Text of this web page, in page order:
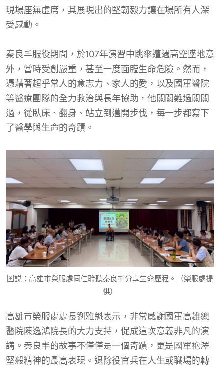
現場座無虛席，其展現出的堅韌毅力讓在場所有人深
受感動。
秦良丰服役期間，於107年演習中跳傘遭遇高空墜地意
外，當時受創嚴重，甚至一度面臨生命危險。然而，
憑藉著超乎常人的意志力、家人的愛，以及國軍醫院
等醫療團隊的全力救治與長年協助，他關關難過關關
過，從臥床、翻身、站立到邁開步伐，每一步都寫下
了醫學與生命的奇蹟。
圖説：高雄市榮服處同仁聆聽秦良丰分享生命歷程。（榮服處提
供）
高雄市榮服處處長劉雅魁表示，非常感謝國軍高雄總
醫院陳逸鴻院長的大力支持，促成這次意義非凡的演
講。秦良丰的故事不僅僅是一個奇蹟，更是國軍袍澤
堅毅精神的最高表現。退除役官兵在人生或職場的轉